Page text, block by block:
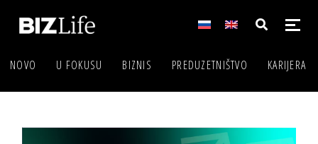
NOVO U FOKUSU BIZNIS PREDUZETNIŠTVO KARIJERA